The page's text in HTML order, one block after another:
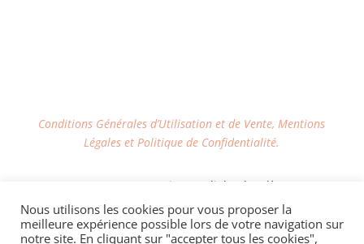
Conditions Générales d’Utilisation et de Vente, Mentions
Légales et Politique de Confidentialité.
LIVRAISON OFFERTE via Mondial Relay dès 100€
d'achat sur le site
Nous utilisons les cookies pour vous proposer la
meilleure expérience possible lors de votre navigation sur
notre site. En cliquant sur "accepter tous les cookies",